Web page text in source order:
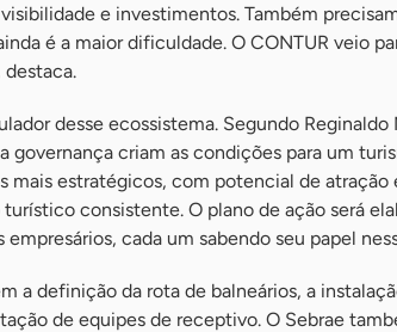
e investimentos. Também
é a maior dificuldade. O CONTUR veio
destaca.
desse ecossistema. Segundo Reginaldo
governança criam as condições para um
mais estratégicos, com potencial de atração
consistente. O plano de ação será
cada um sabendo seu papel
a definição da rota de balneários, a
de equipes de receptivo. O Sebrae